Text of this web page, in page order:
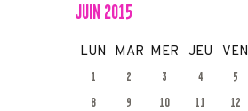
JUIN 2015
LUN MAR MER JEU VEN
1 2 3 4 5
8
9 10 11 12